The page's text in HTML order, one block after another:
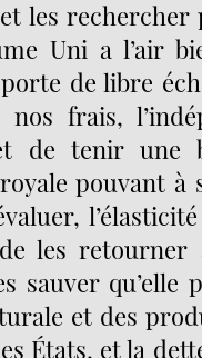
les
Uni a l’air
de libre
frais,
de tenir une
pouvant
les retourner
sauver qu’elle
et des
États, et la